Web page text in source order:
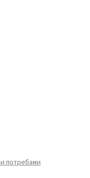
потребами